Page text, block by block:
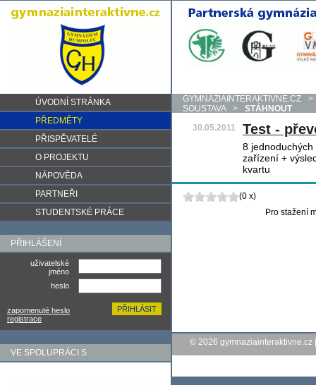
ÚVODNÍ STRÁNKA
PŘEDMĚTY
PŘISPĚVATELÉ
O PROJEKTU
NÁPOVĚDA
PARTNEŘI
STUDENTSKÉ PRÁCE
PŘIHLÁŠENÍ
uživatelské
jméno
heslo
zapomenuté heslo
registrace
VE SPOLUPRÁCI S
GYMNAZIAINTERAKTIVNE.CZ
>
SOUSTAVA
>
STÁHNOUT
30.05.2011
Test -
8
zařízení +
kvartu
(0 x)
Pro stažení
© 2026 gymnaziainteraktivne.cz